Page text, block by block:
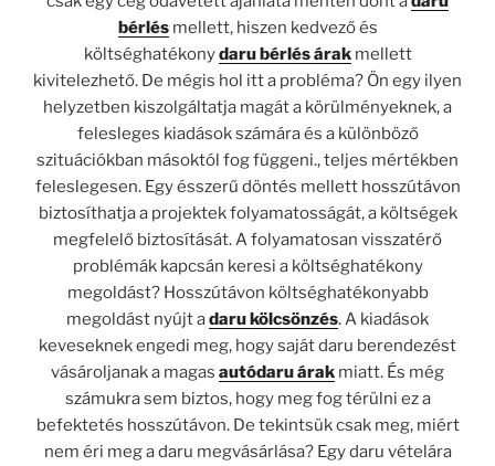
bérlésmellett, hiszen kedvező és
költséghatékonydaru bérlés árakmellett
kivitelezhető. De mégis hol itt a probléma? Ön egy ilyen
helyzetben kiszolgáltatja magát a körülményeknek, a
felesleges kiadások számára és a különböző
szituációkban másoktól fog függeni., teljes mértékben
feleslegesen. Egy ésszerű döntés mellett hosszútávon
biztosíthatja a projektek folyamatosságát, a költségek
megfelelő biztosítását. A folyamatosan visszatérő
problémák kapcsán keresi a költséghatékony
megoldást? Hosszútávon költséghatékonyabb
megoldást nyújt adaru kölcsönzés. A kiadások
keveseknek engedi meg, hogy saját daru berendezést
vásároljanak a magas autódaru árak miatt. És még
számukra sem biztos, hogy meg fog térülni ez a
befektetés hosszútávon. De tekintsük csak meg, miért
nem éri meg a daru megvásárlása? Egy daru vételára